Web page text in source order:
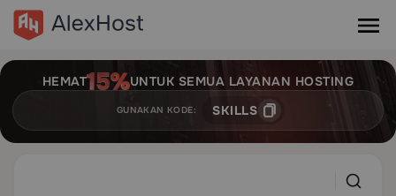
HEMAT UNTUK SEMUA LAYANAN HOSTING
GUNAKAN KODE: SKILLS